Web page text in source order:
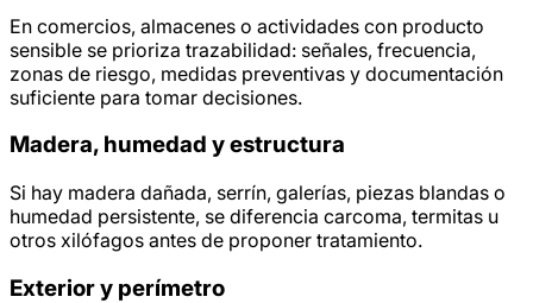
En comercios, almacenes o actividades con producto
sensible se prioriza trazabilidad: señales, frecuencia,
zonas de riesgo, medidas preventivas y documentación
suficiente para tomar decisiones.
Madera, humedad y estructura
Si hay madera dañada, serrín, galerías, piezas blandas o
humedad persistente, se diferencia carcoma, termitas u
otros xilófagos antes de proponer tratamiento.
Exterior y perímetro